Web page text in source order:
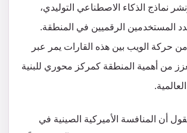
نماذج الذكاء الاصطناعي التوليدي،
المستخدمين الرقميين في المنطقة.
أن 80% من حركة الويب بين هذه القارات يمر عبر
من أهمية المنطقة كمركز محوري للبنية
أن المنافسة الأميركية الصينية في